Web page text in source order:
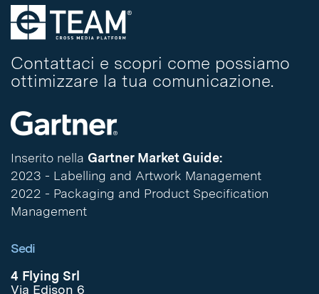
Contattaci e scopri come possiamo
ottimizzare la tua comunicazione.
Inserito nella Gartner Market Guide:
2023 - Labelling and Artwork Management
2022 - Packaging and Product Specification
Management
Sedi
4 Flying Srl
Via Edison 6